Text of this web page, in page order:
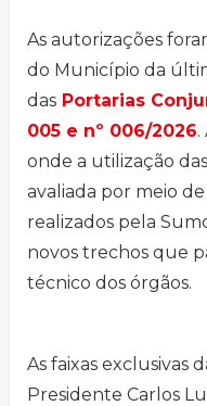
As autorizações
do Município da
das Portarias
005 e nº 006/2026.
onde a utilização
avaliada por meio
realizados pela
novos trechos que
técnico dos órgãos.
As faixas exclusivas
Presidente Carlos